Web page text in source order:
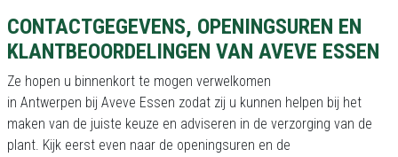
CONTACTGEGEVENS, OPENINGSUREN EN
KLANTBEOORDELINGEN VAN AVEVE ESSEN
Ze hopen u binnenkort te mogen verwelkomen
in Antwerpen bij Aveve Essen zodat zij u kunnen helpen bij het
maken van de juiste keuze en adviseren in de verzorging van de
plant. Kijk eerst even naar de openingsuren en de